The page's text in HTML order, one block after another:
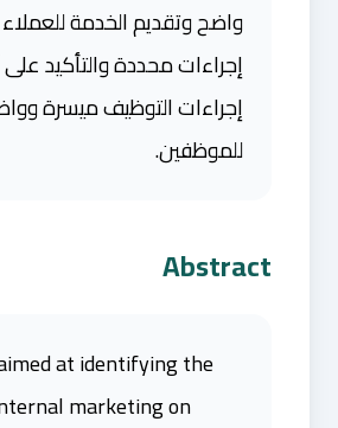
واضح وتقديم الخدمة
إجراءات محددة والتأكيد
إجراءات التوظيف ميسرة
للموظفين.
Abstract
at identifying the
marketing on